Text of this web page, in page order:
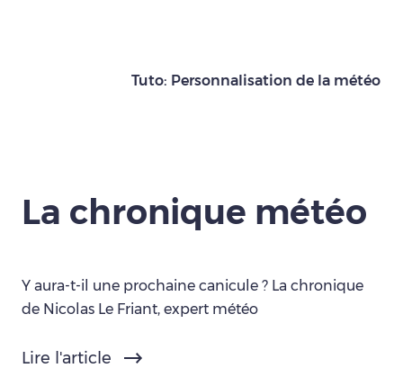
Tuto: Personnalisation de la météo
La chronique météo
Y aura-t-il une prochaine canicule ? La chronique
de Nicolas Le Friant, expert météo
Lire l'article